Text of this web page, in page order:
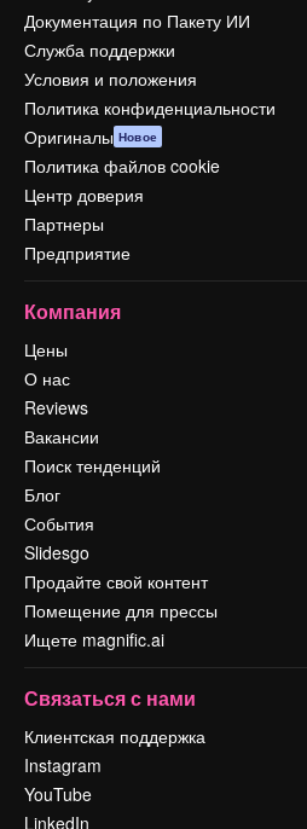
Документация по Пакету ИИ
Служба поддержки
Условия и положения
Политика конфиденциальности
Оригиналы Новое
Политика файлов cookie
Центр доверия
Партнеры
Предприятие
Компания
Цены
О нас
Reviews
Вакансии
Поиск тенденций
Блог
События
Slidesgo
Продайте свой контент
Помещение для прессы
Ищете magnific.ai
Связаться с нами
Клиентская поддержка
Instagram
YouTube
LinkedIn